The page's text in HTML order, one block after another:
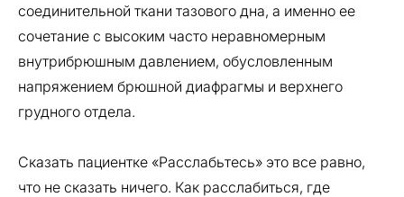
соединительной ткани тазового дна, а именно ее
сочетание с высоким часто неравномерным
внутрибрюшным давлением, обусловленным
напряжением брюшной диафрагмы и верхнего
грудного отдела.
Сказать пациентке «Расслабьтесь» это все равно,
что не сказать ничего. Как расслабиться, где